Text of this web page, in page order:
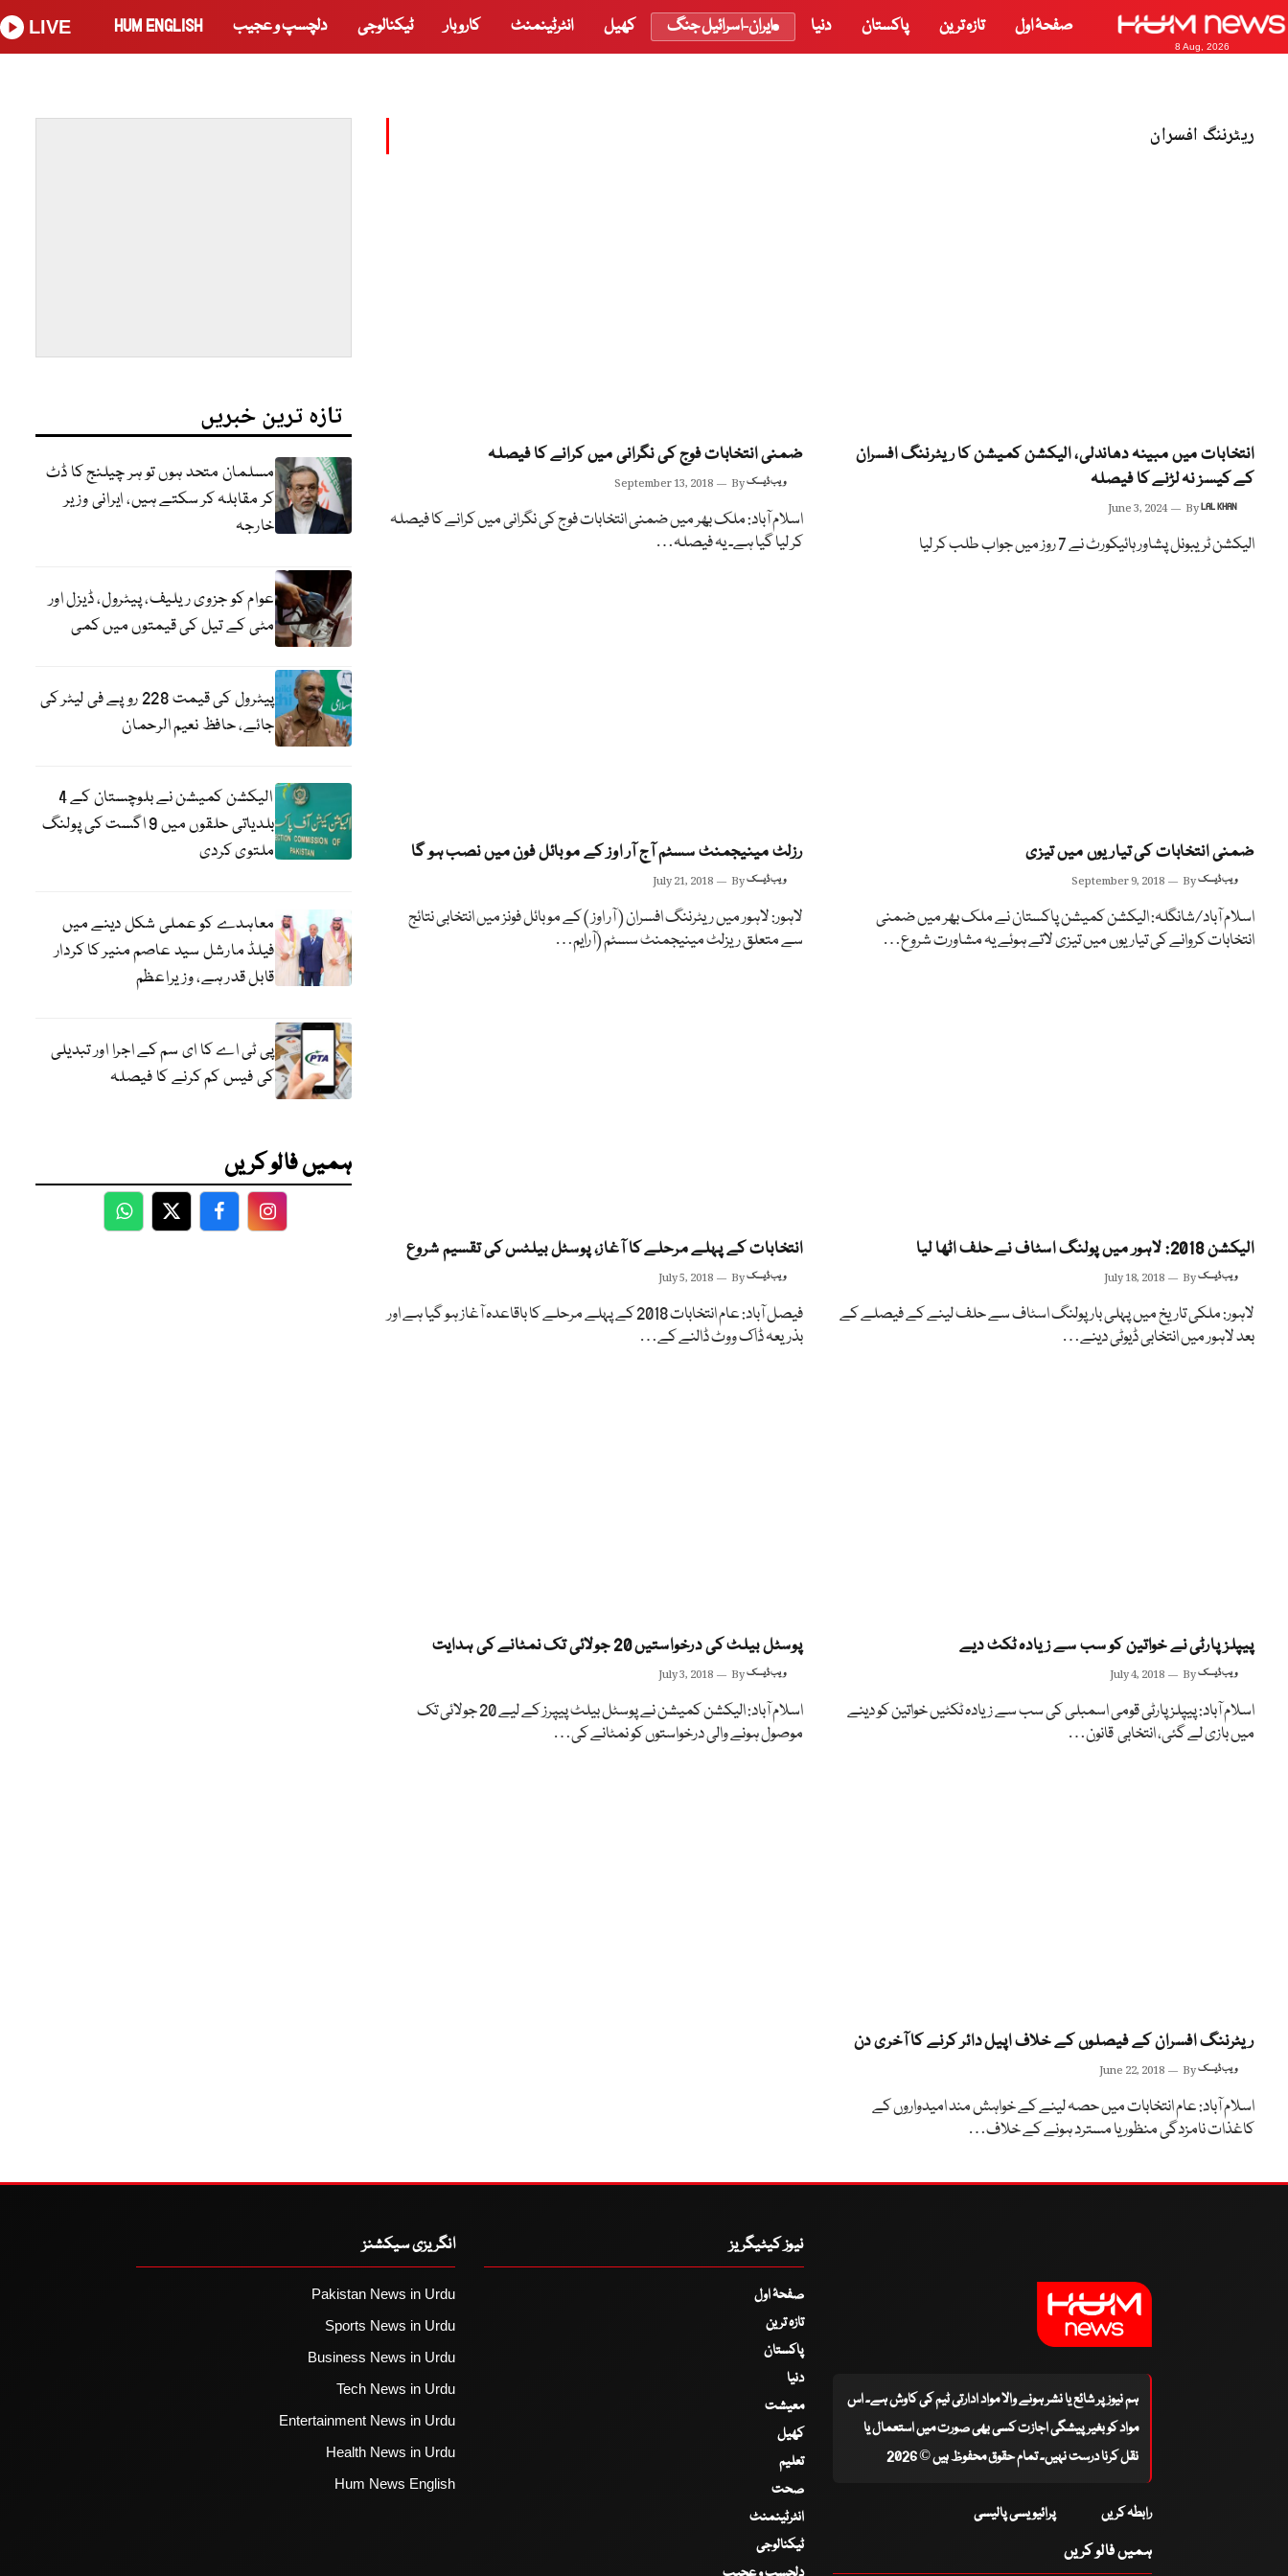
8 Aug, 2026
صفحۂ اول تازہ ترین پاکستان دنیا ایران-اسرائیل جنگ کھیل انٹرٹینمنٹ کاروبار ٹیکنالوجی دلچسپ و عجیب HUM ENGLISH
LIVE
ریٹرننگ افسران
انتخابات میں مبینہ دھاندلی، الیکشن کمیشن کا ریٹرننگ افسران
کے کیسز نہ لڑنے کا فیصلہ
June 3, 2024 ByLAL KHAN
الیکشن ٹریبونل پشاور ہائیکورٹ نے 7 روز میں جواب طلب کر لیا
ضمنی انتخابات فوج کی نگرانی میں کرانے کا فیصلہ
September 13, 2018 Byویب ڈیسک
اسلام آباد: ملک بھر میں ضمنی انتخابات فوج کی نگرانی میں کرانے کا فیصلہ
کر لیا گیا ہے۔ یہ فیصلہ…
ضمنی انتخابات کی تیاریوں میں تیزی
September 9, 2018 Byویب ڈیسک
اسلام آباد/شانگلہ: الیکشن کمیشن پاکستان نے ملک بھر میں ضمنی
انتخابات کروانے کی تیاریوں میں تیزی لاتے ہوئے یہ مشاورت شروع…
رزلٹ مینیجمنٹ سسٹم آج آر اوز کے موبائل فون میں نصب ہو گا
July 21, 2018 Byویب ڈیسک
لاہور: لاہور میں ریٹرننگ افسران ( آر اوز ) کے موبائل فونز میں انتخابی نتائج
سے متعلق ریزلٹ مینیجمنٹ سسٹم (آرایم…
الیکشن 2018: لاہور میں پولنگ اسٹاف نے حلف اٹھا لیا
July 18, 2018 Byویب ڈیسک
لاہور: ملکی تاریخ میں پہلی بار پولنگ اسٹاف سے حلف لینے کے فیصلے کے
بعد لاہور میں انتخابی ڈیوٹی دینے…
انتخابات کے پہلے مرحلے کا آغاز، پوسٹل بیلٹس کی تقسیم شروع
July 5, 2018 Byویب ڈیسک
فیصل آباد: عام انتخابات 2018 کے پہلے مرحلے کا باقاعدہ آغاز ہو گیا ہے اور
بذریعہ ڈاک ووٹ ڈالنے کے…
پیپلزپارٹی نے خواتین کو سب سے زیادہ ٹکٹ دیے
July 4, 2018 Byویب ڈیسک
اسلام آباد: پیپلز پارٹی قومی اسمبلی کی سب سے زیادہ ٹکٹیں خواتین کو دینے
میں بازی لے گئی، انتخابی قانون…
پوسٹل بیلٹ کی درخواستیں 20 جولائی تک نمٹانے کی ہدایت
July 3, 2018 Byویب ڈیسک
اسلام آباد: الیکشن کمیشن نے پوسٹل بیلٹ پیپرز کے لیے 20 جولائی تک
موصول ہونے والی درخواستوں کو نمٹانے کی…
ریٹرننگ افسران کے فیصلوں کے خلاف اپیل دائر کرنے کا آخری دن
June 22, 2018 Byویب ڈیسک
اسلام آباد: عام انتخابات میں حصہ لینے کے خواہش مند امیدواروں کے
کاغذات نامزدگی منظور یا مسترد ہونے کے خلاف…
تازہ ترین خبریں
مسلمان متحد ہوں تو ہر چیلنج کا ڈٹ
کر مقابلہ کر سکتے ہیں، ایرانی وزیر
خارجہ
عوام کو جزوی ریلیف، پیٹرول، ڈیزل اور
مٹی کے تیل کی قیمتوں میں کمی
پیٹرول کی قیمت 228 روپے فی لیٹر کی
جائے، حافظ نعیم الرحمان
الیکشن کمیشن نے بلوچستان کے 4
بلدیاتی حلقوں میں 9 اگست کی پولنگ
ملتوی کردی
معاہدے کو عملی شکل دینے میں
فیلڈ مارشل سید عاصم منیر کا کردار
قابل قدر ہے، وزیراعظم
پی ٹی اے کا ای سم کے اجرا اور تبدیلی
کی فیس کم کرنے کا فیصلہ
ہمیں فالو کریں
WhatsApp
TwitterFacebookFacebook
ہم نیوز پر شائع یا نشر ہونے والا مواد ادارتی ٹیم کی کاوش ہے۔ اس
مواد کو بغیر پیشگی اجازت کسی بھی صورت میں استعمال یا
نقل کرنا درست نہیں۔ تمام حقوق محفوظ ہیں © 2026
رابطہ کریں پرائیویسی پالیسی
ہمیں فالو کریں
نیوز کیٹیگریز
صفحۂ اول
تازہ ترین
پاکستان
دنیا
معیشت
کھیل
تعلیم
صحت
انٹرٹینمنٹ
ٹیکنالوجی
انگریزی سیکشنز
Pakistan News in Urdu
Sports News in Urdu
Business News in Urdu
Tech News in Urdu
Entertainment News in Urdu
Health News in Urdu
Hum News English